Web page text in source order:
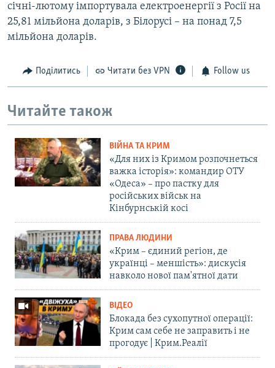
січні-лютому імпортувала електроенергії з Росії на
25,81 мільйона доларів, з Білорусі – на понад 7,5
мільйона доларів.
Поділитись Читати без VPN Follow us
Читайте також
ВІЙНА ТА КРИМ
«Для них із Кримом розпочнеться
важка історія»: командир ОТУ
«Одеса» – про пастку для
російських військ на
Кінбурнській косі
ПРАВА ЛЮДИНИ
«Крим – єдиний регіон, де
українці – меншість»: дискусія
навколо нової пам'ятної дати
ВІДЕО
Блокада без сухопутної операції:
Крим сам себе не заправить і не
прогодує | Крим.Реалії